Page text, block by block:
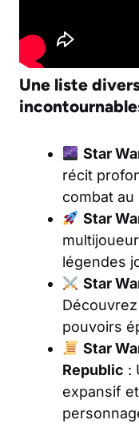
Une liste
Star
récit
combat au
Star
légendes
Star
pouvoirs
Star
Republic :
expansif